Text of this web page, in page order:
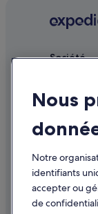
14e
Gare de
Gare de
Gare
Issy-
Société
Affiliate
Presse
Nous
Notre
identifiants
accepter ou
de